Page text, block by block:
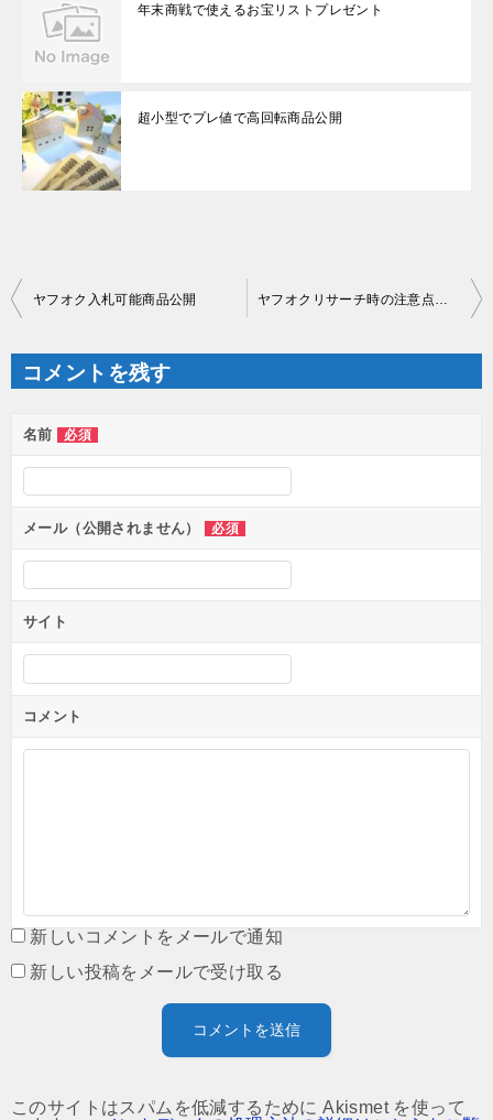
年末商戦で使えるお宝リストプレゼント
超小型でプレ値で高回転商品公開
投
稿
ナ
ゲ
ー
シ
ン
ヤフオク入札可能商品公開
コメントを残す
名前 必須
メール（公開されません） 必須
サイト
コメント
新しいコメントをメールで通知
新しい投稿をメールで受け取る
このサイトはスパムを低減するために Akismet を使って